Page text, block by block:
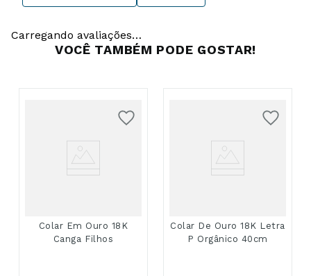
Carregando avaliações…
VOCÊ TAMBÉM PODE GOSTAR!
Colar Em Ouro 18K
Canga Filhos
Colar De Ouro 18K Letra
P Orgânico 40cm